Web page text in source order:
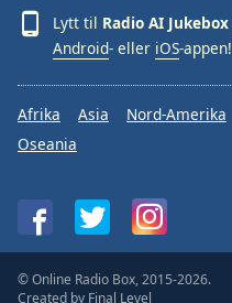
Lytt til Radio AI Jukebox
Android- eller iOS-appen!
Afrika Asia Nord-Amerika
Oseania
© Online Radio Box, 2015-2026.
Created by Final Level